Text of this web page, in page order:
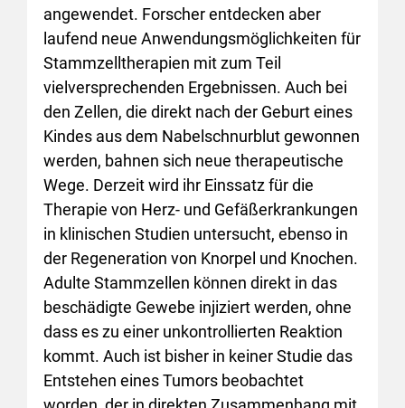
angewendet. Forscher entdecken aber
laufend neue Anwendungsmöglichkeiten für
Stammzelltherapien mit zum Teil
vielversprechenden Ergebnissen. Auch bei
den Zellen, die direkt nach der Geburt eines
Kindes aus dem Nabelschnurblut gewonnen
werden, bahnen sich neue therapeutische
Wege. Derzeit wird ihr Einssatz für die
Therapie von Herz- und Gefäßerkrankungen
in klinischen Studien untersucht, ebenso in
der Regeneration von Knorpel und Knochen.
Adulte Stammzellen können direkt in das
beschädigte Gewebe injiziert werden, ohne
dass es zu einer unkontrollierten Reaktion
kommt. Auch ist bisher in keiner Studie das
Entstehen eines Tumors beobachtet